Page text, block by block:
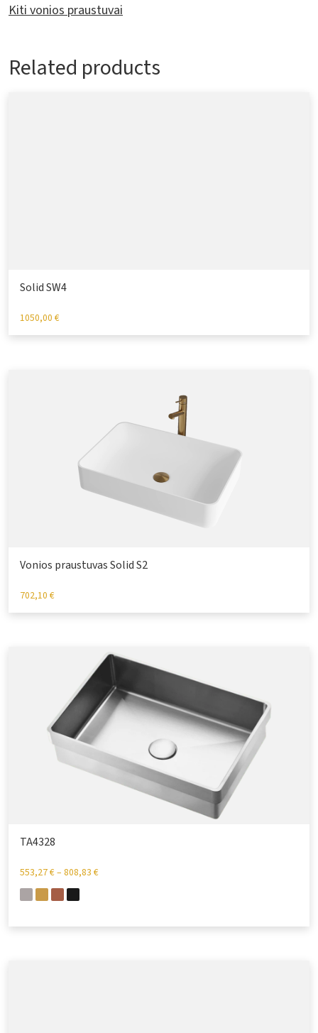
Kiti vonios praustuvai
Related products
Solid SW4
1050,00 €
Vonios praustuvas Solid S2
702,10 €
TA4328
553,27€– 808,83 €